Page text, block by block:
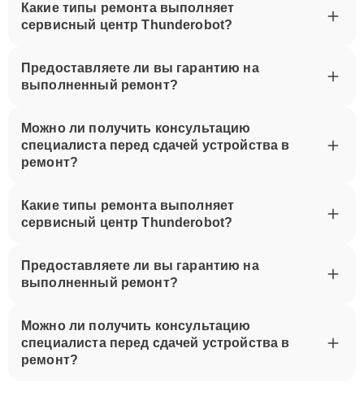
Какие типы ремонта выполняет
сервисный центр Thunderobot?
Предоставляете ли вы гарантию на
выполненный ремонт?
Можно ли получить консультацию
специалиста перед сдачей устройства в
ремонт?
Какие типы ремонта выполняет
сервисный центр Thunderobot?
Предоставляете ли вы гарантию на
выполненный ремонт?
Можно ли получить консультацию
специалиста перед сдачей устройства в
ремонт?